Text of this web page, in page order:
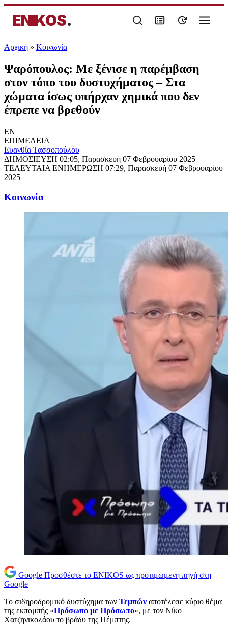
ENIKOS.
Αρχική » Κοινωνία
Ψαρόπουλος: Με ξένισε η παρέμβαση
στον τόπο του δυστυχήματος – Στα
χώματα ίσως υπήρχαν χημικά που δεν
έπρεπε να βρεθούν
EN
ΕΠΙΜΕΛΕΙΑ
Ευανθία Τασσοπούλου
ΔΗΜΟΣΙΕΥΣΗ 02:05, Παρασκευή 07 Φεβρουαρίου 2025
ΤΕΛΕΥΤΑΙΑ ΕΝΗΜΕΡΩΣΗ 07:29, Παρασκευή 07 Φεβρουαρίου
2025
Κοινωνία
Google Προσθέστε το ENIKOS ως προτιμώμενη πηγή στη
Google
Το σιδηροδρομικό δυστύχημα των Τεμπών αποτέλεσε κύριο θέμα
της εκπομπής «Πρόσωπο με Πρόσωπο», με τον Νίκο
Χατζηνικολάου το βράδυ της Πέμπτης.